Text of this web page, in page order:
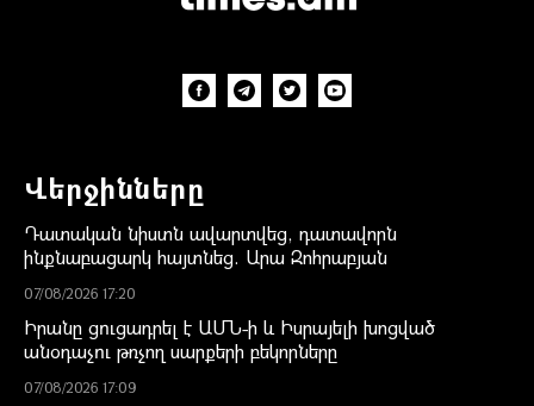
Վերջինները
Դատական նիստն ավարտվեց, դատավորն
ինքնաբացարկ հայտնեց. Արա Զոհրաբյան
07/08/2026 17:20
Իրանը ցուցադրել է ԱՄՆ-ի և Իսրայելի խոցված
անօդաչու թռչող սարքերի բեկորները
07/08/2026 17:09